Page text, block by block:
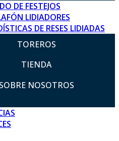
DE FESTEJOS
LIDIADORES
DE RESES LIDIADAS
TOREROS
TIENDA
SOBRE NOSOTROS